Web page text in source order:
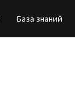
База знаний